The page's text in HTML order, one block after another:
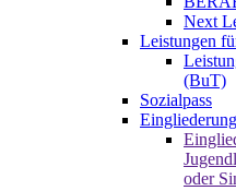
Next
Leistungen
(BuT)
Sozialpass
oder